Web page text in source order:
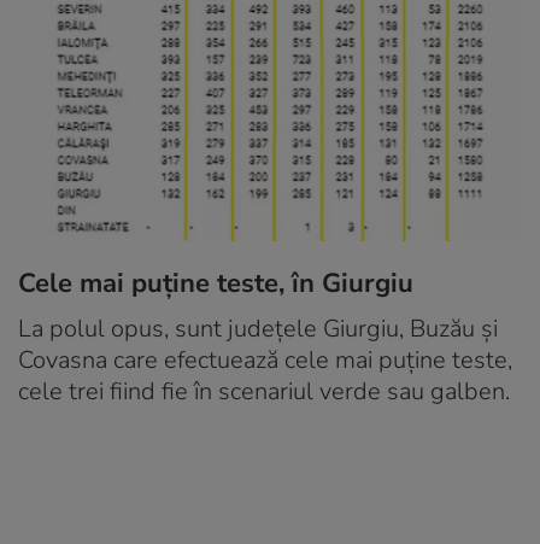
Cele mai puține teste, în Giurgiu
La polul opus, sunt judeţele Giurgiu, Buzău şi
Covasna care efectuează cele mai puţine teste,
cele trei fiind fie în scenariul verde sau galben.